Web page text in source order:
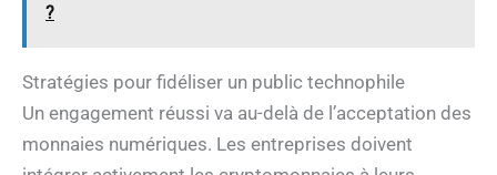
?
Stratégies pour fidéliser un public technophile
Un engagement réussi va au-delà de l’acceptation des
monnaies numériques. Les entreprises doivent